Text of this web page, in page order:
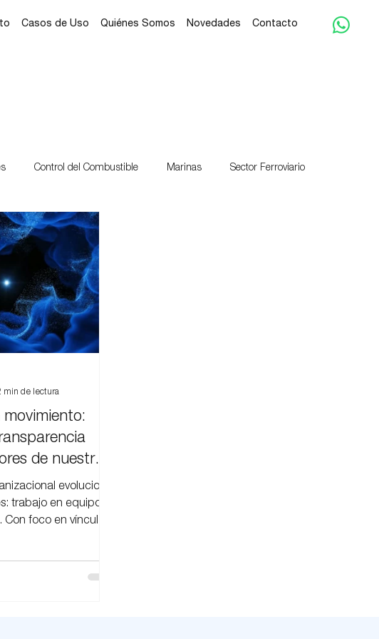
Casos de Uso Quiénes Somos Novedades Contacto
Control del Combustible Marinas Sector Ferroviario
de Servicio Autoservicio
Surinam Panamá
de nuestra
evoluciona
trabajo en equipo y
foco en vínculos,
y un
min de lectura